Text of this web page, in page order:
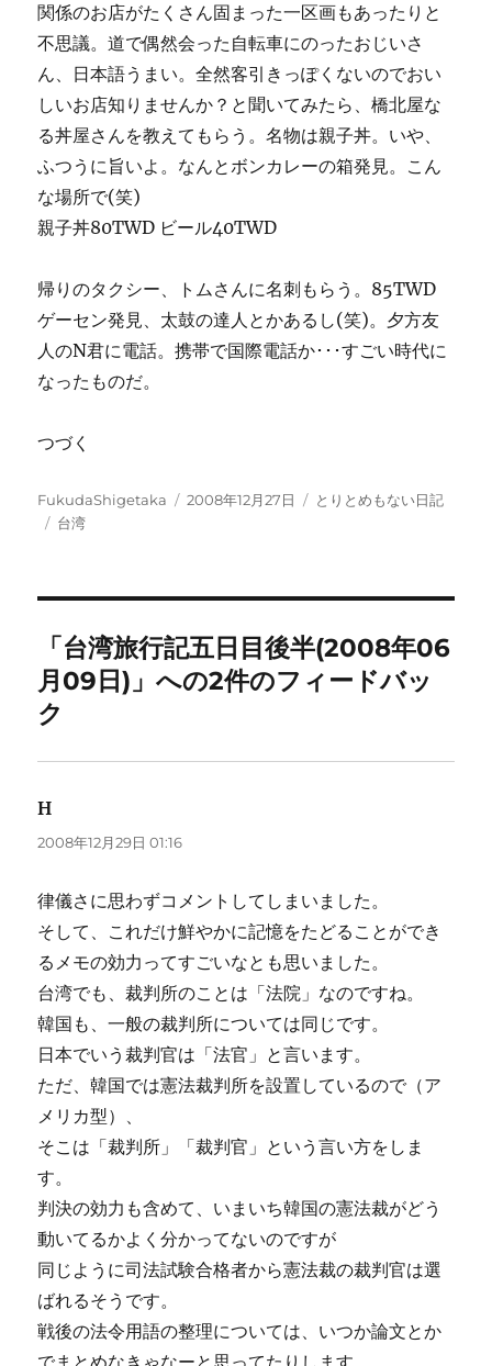
関係のお店がたくさん固まった一区画もあったりと
不思議。道で偶然会った自転車にのったおじいさ
ん、日本語うまい。全然客引きっぽくないのでおい
しいお店知りませんか？と聞いてみたら、橋北屋な
る丼屋さんを教えてもらう。名物は親子丼。いや、
ふつうに旨いよ。なんとボンカレーの箱発見。こん
な場所で(笑)
親子丼80TWD ビール40TWD
帰りのタクシー、トムさんに名刺もらう。85TWD
ゲーセン発見、太鼓の達人とかあるし(笑)。夕方友
人のN君に電話。携帯で国際電話か･･･すごい時代に
なったものだ。
つづく
投
稿
FukudaShigetaka
投
2008年12月27日
カ
とりとめもない日記
タ
台湾
「台湾旅行記五日目後半(2008年06
月09日)」への2件のフィードバッ
ク
H
り:
2008年12月29日 01:16
律儀さに思わずコメントしてしまいました。
そして、これだけ鮮やかに記憶をたどることができ
るメモの効力ってすごいなとも思いました。
台湾でも、裁判所のことは「法院」なのですね。
韓国も、一般の裁判所については同じです。
日本でいう裁判官は「法官」と言います。
ただ、韓国では憲法裁判所を設置しているので（ア
メリカ型）、
そこは「裁判所」「裁判官」という言い方をしま
す。
判決の効力も含めて、いまいち韓国の憲法裁がどう
動いてるかよく分かってないのですが
同じように司法試験合格者から憲法裁の裁判官は選
ばれるそうです。
戦後の法令用語の整理については、いつか論文とか